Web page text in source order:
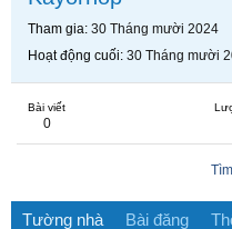
Tham gia 30 Tháng mười 2024
Hoạt động cuối 30 Tháng mười
Bài viết
0
Tường nhà Bài đăng